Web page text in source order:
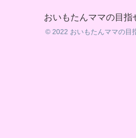
おいもたんママの目指
© 2022 おいもたんママの目